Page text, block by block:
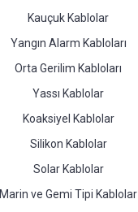
Kauçuk Kablolar
Yangın Alarm Kabloları
Orta Gerilim Kabloları
Yassı Kablolar
Koaksiyel Kablolar
Silikon Kablolar
Solar Kablolar
Marin ve Gemi Tipi Kablolar